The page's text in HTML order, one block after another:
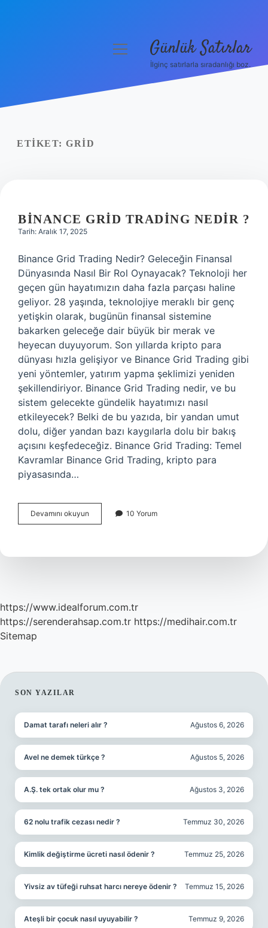
Yasal Uyarı
menüyü Günlük Satırlar
İlginç satırlarla sıradanlığı boz.
ETIKET: GRID
BINANCE GRID TRADING NEDIR ?
Tarih: Aralık 17, 2025
Binance Grid Trading Nedir? Geleceğin Finansal
Dünyasında Nasıl Bir Rol Oynayacak? Teknoloji her
geçen gün hayatımızın daha fazla parçası haline
geliyor. 28 yaşında, teknolojiye meraklı bir genç
yetişkin olarak, bugünün finansal sistemine
bakarken geleceğe dair büyük bir merak ve
heyecan duyuyorum. Son yıllarda kripto para
dünyası hızla gelişiyor ve Binance Grid Trading gibi
yeni yöntemler, yatırım yapma şeklimizi yeniden
şekillendiriyor. Binance Grid Trading nedir, ve bu
sistem gelecekte gündelik hayatımızı nasıl
etkileyecek? Belki de bu yazıda, bir yandan umut
dolu, diğer yandan bazı kaygılarla dolu bir bakış
açısını keşfedeceğiz. Binance Grid Trading: Temel
Kavramlar Binance Grid Trading, kripto para
piyasasında…
Devamını okuyun Binance
Grid
?
10 Yorum
https://www.idealforum.com.tr
https://serenderahsap.com.tr https://medihair.com.tr
Sitemap
SIDEBAR
SON YAZILAR
Damat tarafı neleri alır ? Ağustos 6, 2026
Avel ne demek türkçe ? Ağustos 5, 2026
A.Ş. tek ortak olur mu ? Ağustos 3, 2026
62 nolu trafik cezası nedir ? Temmuz 30, 2026
Kimlik değiştirme ücreti nasıl ödenir ? Temmuz 25, 2026
Yivsiz av tüfeği ruhsat harcı nereye ödenir ? Temmuz 15, 2026
Ateşli bir çocuk nasıl uyuyabilir ? Temmuz 9, 2026